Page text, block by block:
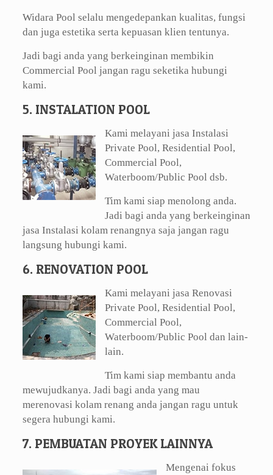
Widara Pool selalu mengedepankan kualitas, fungsi
dan juga estetika serta kepuasan klien tentunya.
Jadi bagi anda yang berkeinginan membikin
Commercial Pool jangan ragu seketika hubungi
kami.
5. INSTALATION POOL
Kami melayani jasa Instalasi
Private Pool, Residential Pool,
Commercial Pool,
Waterboom/Public Pool dsb.
Tim kami siap menolong anda.
Jadi bagi anda yang berkeinginan
jasa Instalasi kolam renangnya saja jangan ragu
langsung hubungi kami.
6. RENOVATION POOL
Kami melayani jasa Renovasi
Private Pool, Residential Pool,
Commercial Pool,
Waterboom/Public Pool dan lain-
lain.
Tim kami siap membantu anda
mewujudkanya. Jadi bagi anda yang mau
merenovasi kolam renang anda jangan ragu untuk
segera hubungi kami.
7. PEMBUATAN PROYEK LAINNYA
Mengenai fokus